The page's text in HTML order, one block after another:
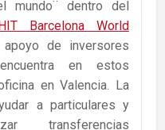
mundo¨ dentro del
Barcelona World
de inversores
en estos
en Valencia. La
a particulares y
transferencias